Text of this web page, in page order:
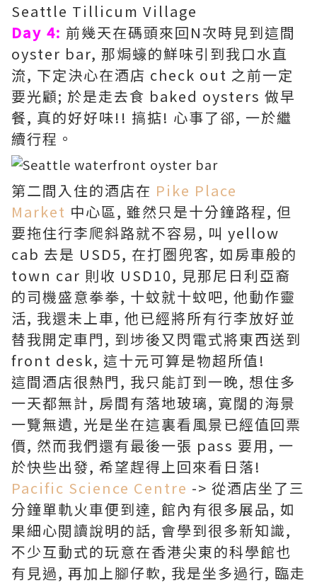
Seattle Tillicum Village
Day 4: 前幾天在碼頭來回N次時見到這間
oyster bar, 那焗蠔的鮮味引到我口水直
流, 下定決心在酒店 check out 之前一定
要光顧; 於是走去食 baked oysters 做早
餐, 真的好好味!! 搞掂! 心事了郤, 一於繼
續行程。
第二間入住的酒店在 Pike Place
Market 中心區, 雖然只是十分鐘路程, 但
要拖住行李爬斜路就不容易, 叫 yellow
cab 去是 USD5, 在打圏兜客, 如房車般的
town car 則收 USD10, 見那尼日利亞裔
的司機盛意拳拳, 十蚊就十蚊吧, 他動作靈
活, 我還未上車, 他已經將所有行李放好並
替我開定車門, 到埗後又閃電式將東西送到
front desk, 這十元可算是物超所值!
這間酒店很熱門, 我只能訂到一晚, 想住多
一天都無計, 房間有落地玻璃, 寛闊的海景
一覽無遺, 光是坐在這裏看風景已經值回票
價, 然而我們還有最後一張 pass 要用, 一
於快些出發, 希望趕得上回來看日落!
Pacific Science Centre -> 從酒店坐了三
分鐘單軌火車便到達, 館內有很多展品, 如
果細心閱讀說明的話, 會學到很多新知識,
不少互動式的玩意在香港尖東的科學館也
有見過, 再加上腳仔軟, 我是坐多過行, 臨走